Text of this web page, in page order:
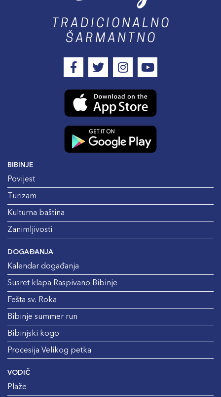
BIBINJE
Povijest
Turizam
Kulturna baština
Zanimljivosti
DOGAĐANJA
Kalendar događanja
Susret klapa Raspivano Bibinje
Fešta sv. Roka
Bibinje summer run
Bibinjski kogo
Procesija Velikog petka
VODIČ
Plaže